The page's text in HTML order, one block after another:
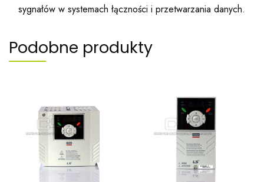
sygnałów w systemach łączności i przetwarzania danych.
Podobne produkty